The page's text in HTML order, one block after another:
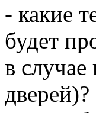
- какие
будет
в
дверей)?